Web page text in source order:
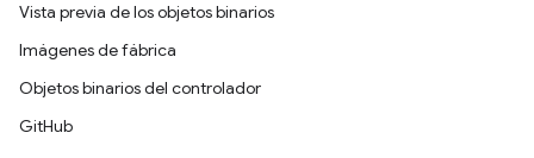
Vista previa de los objetos binarios
Imágenes de fábrica
Objetos binarios del controlador
GitHub